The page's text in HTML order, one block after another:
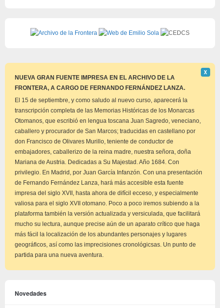
NUEVA GRAN FUENTE IMPRESA EN EL ARCHIVO DE LA
FRONTERA, A CARGO DE FERNANDO FERNÁNDEZ LANZA.
este
Χ
El 15 de septiembre, y como saludo al nuevo curso, aparecerá la
transcripción completa de las Memorias Históricas de los Monarcas
Otomanos, que escribió en lengua toscana Juan Sagredo, veneciano,
caballero y procurador de San Marcos; traducidas en castellano por
don Francisco de Olivares Murillo, teniente de conductor de
embajadores, caballerizo de la reina madre, nuestra señora, doña
Mariana de Austria. Dedicadas a Su Majestad. Año 1684. Con
privilegio. En Madrid, por Juan García Infanzón. Con una presentación
de Fernando Fernández Lanza, hará más accesible esta fuente
impresa del siglo XVII, hasta ahora de difícil ecceso, y especialmente
valiosa para el siglo XVII otomano. Poco a poco iremos subiendo a la
plataforma también la versión actualizada y versiculada, que facilitará
mucho su lectura, aunque precise aún de un aparato crítico que haga
más fácil la localización de los abundantes personajes y lugares
geográficos, así como las imprecisiones cronológicsas. Un punto de
partida para una nueva aventura.
Novedades